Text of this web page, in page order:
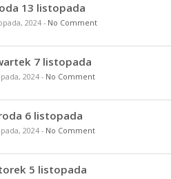
13 listopada
2024- No Comment
7 listopada
2024- No Comment
6 listopada
2024- No Comment
5 listopada